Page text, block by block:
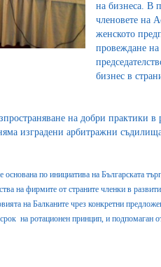
на бизнеса. В
членовете на
женското
провеждане
бизнес в
на добри практики
изградени арбитражни
основана по инициатива на Българската
на фирмите от страните членки в
на Балканите чрез конкретни
на ротационен принцип, и подпомаган